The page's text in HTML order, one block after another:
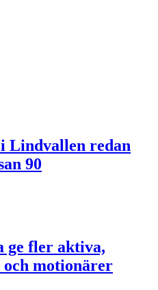
Lindvallen redan
90
ge fler aktiva,
motionärer